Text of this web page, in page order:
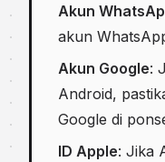
Akun
akun
Akun Google:
Android,
Google di
ID Apple: Jika